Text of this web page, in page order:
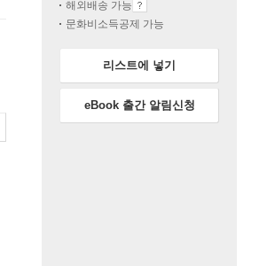
해외배송 가능
문화비소득공제 가능
리스트에 넣기
eBook 출간 알림신청